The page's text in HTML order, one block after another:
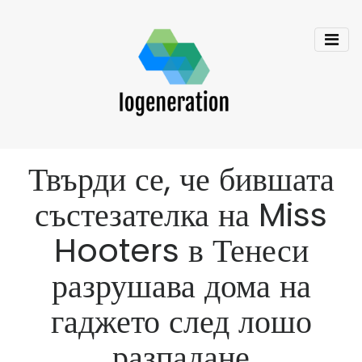
Твърди се, че бившата
състезателка на Miss
Hooters в Тенеси
разрушава дома на
гаджето след лошо